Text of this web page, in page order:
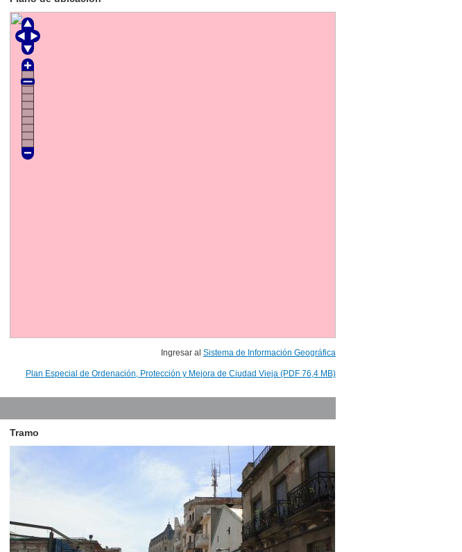
Ingresar al Sistema de Información Geográfica
Plan Especial de Ordenación, Protección y Mejora de Ciudad Vieja (PDF 76,4 MB)
Tramo